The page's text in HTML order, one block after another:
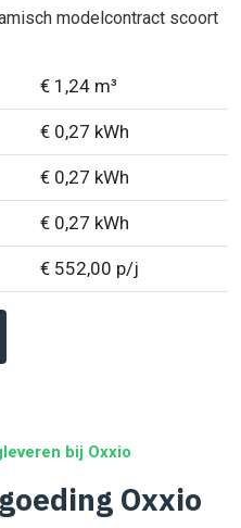
modelcontract scoort
€ 1,24 m³
€ 0,27 kWh
€ 0,27 kWh
€ 0,27 kWh
€ 552,00 p/j
bij Oxxio
Oxxio